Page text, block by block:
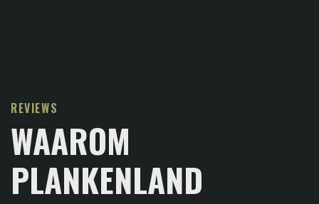
REVIEWS
WAAROM
PLANKENLAND